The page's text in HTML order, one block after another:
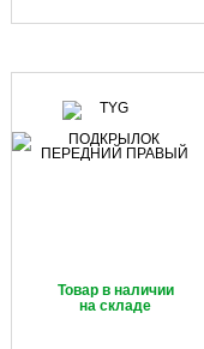
Товар в наличии
на складе